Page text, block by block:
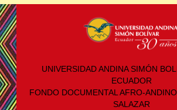
UNIVERSIDAD ANDINA SIMÓN
ECUADOR
FONDO DOCUMENTAL AFRO-
SALAZAR